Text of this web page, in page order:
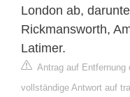
London ab,
Rickmansworth,
Latimer.
Antrag auf Entfernung
vollständige Antwort auf